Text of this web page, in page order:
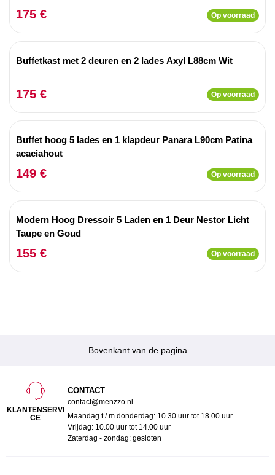
175 € Op voorraad
Buffetkast met 2 deuren en 2 lades Axyl L88cm Wit
175 € Op voorraad
Buffet hoog 5 lades en 1 klapdeur Panara L90cm Patina
acaciahout
149 € Op voorraad
Modern Hoog Dressoir 5 Laden en 1 Deur Nestor Licht
Taupe en Goud
155 € Op voorraad
Bovenkant van de pagina
KLANTENSERVI
CE
CONTACT
contact@menzzo.nl
Maandag t / m donderdag: 10.30 uur tot 18.00 uur
Vrijdag: 10.00 uur tot 14.00 uur
Zaterdag - zondag: gesloten